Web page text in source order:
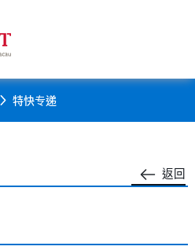
特快专递
返回